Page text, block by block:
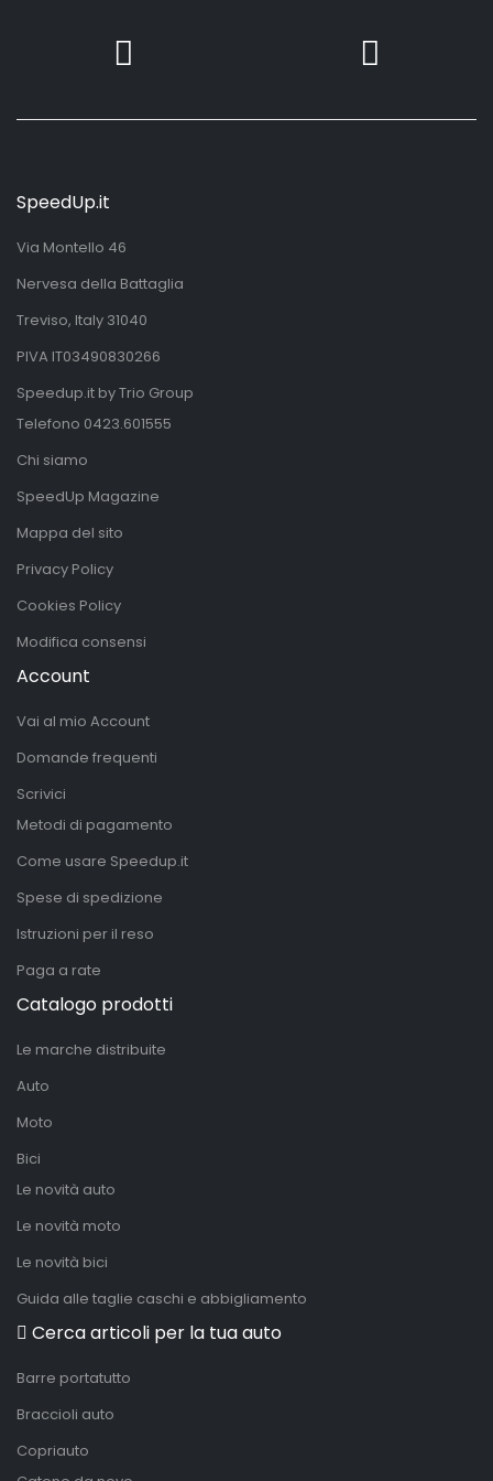
SpeedUp.it
Via Montello 46
Nervesa della Battaglia
Treviso, Italy 31040
PIVA IT03490830266
Speedup.it by Trio Group
Telefono 0423.601555
Chi siamo
SpeedUp Magazine
Mappa del sito
Privacy Policy
Cookies Policy
Modifica consensi
Account
Vai al mio Account
Domande frequenti
Scrivici
Metodi di pagamento
Come usare Speedup.it
Spese di spedizione
Istruzioni per il reso
Paga a rate
Catalogo prodotti
Le marche distribuite
Auto
Moto
Bici
Le novità auto
Le novità moto
Le novità bici
Guida alle taglie caschi e abbigliamento
Cerca articoli per la tua auto
Barre portatutto
Braccioli auto
Copriauto